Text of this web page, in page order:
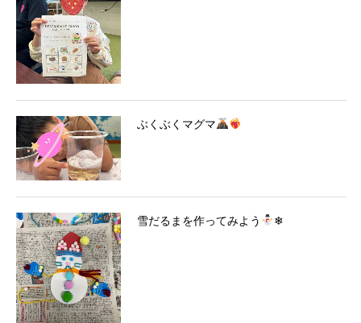
ぶくぶくマグマ
雪だるまを作ってみよう ❄